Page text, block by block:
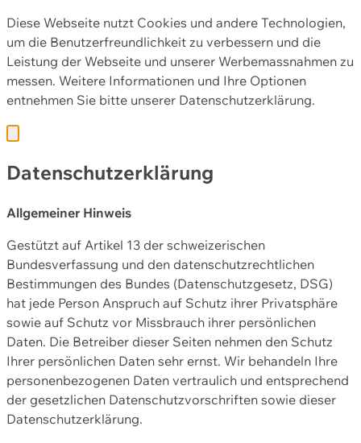
Diese Webseite nutzt Cookies und andere Technologien,
um die Benutzerfreundlichkeit zu verbessern und die
Leistung der Webseite und unserer Werbemassnahmen zu
messen. Weitere Informationen und Ihre Optionen
entnehmen Sie bitte unserer Datenschutzerklärung.
Datenschutzerklärung
Allgemeiner Hinweis
Gestützt auf Artikel 13 der schweizerischen
Bundesverfassung und den datenschutzrechtlichen
Bestimmungen des Bundes (Datenschutzgesetz, DSG)
hat jede Person Anspruch auf Schutz ihrer Privatsphäre
sowie auf Schutz vor Missbrauch ihrer persönlichen
Daten. Die Betreiber dieser Seiten nehmen den Schutz
Ihrer persönlichen Daten sehr ernst. Wir behandeln Ihre
personenbezogenen Daten vertraulich und entsprechend
der gesetzlichen Datenschutzvorschriften sowie dieser
Datenschutzerklärung.